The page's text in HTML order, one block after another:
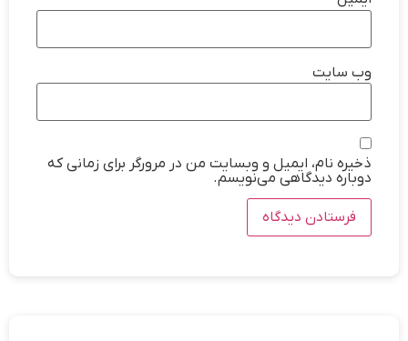
وب‌ سایت
ذخیره نام، ایمیل و وبسایت من در مرورگر برای زمانی که
دوباره دیدگاهی می‌نویسم.